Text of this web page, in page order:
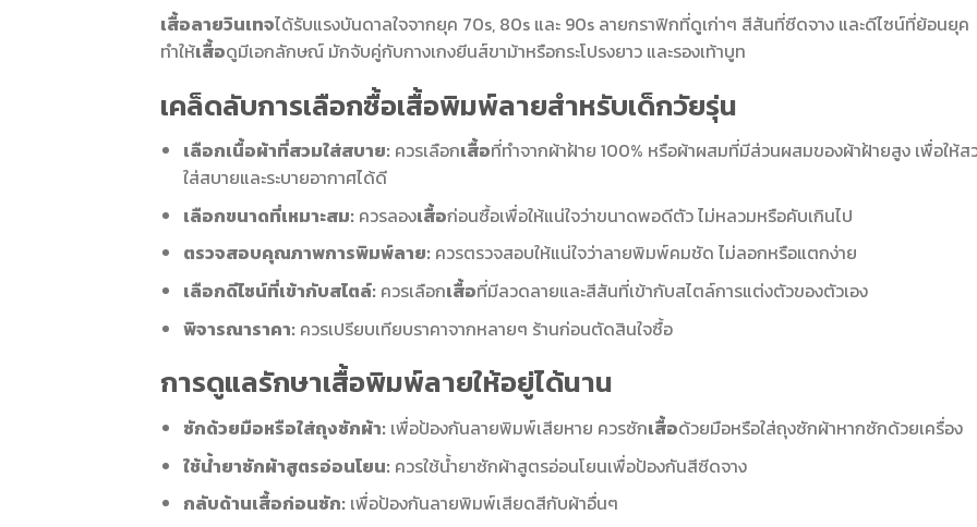
เสื้อลายวินเทจได้รับแรงบันดาลใจจากยุค 70s, 80s และ 90s ลายกราฟิกที่ดูเก่าๆ สีสันที่ซีดจาง และดีไซน์ที่ย้อนยุค
ทำให้เสื้อดูมีเอกลักษณ์ มักจับคู่กับกางเกงยีนส์ขาม้าหรือกระโปรงยาว และรองเท้าบูท
เคล็ดลับการเลือกซื้อเสื้อพิมพ์ลายสำหรับเด็กวัยรุ่น
เลือกเนื้อผ้าที่สวมใส่สบาย: ควรเลือกเสื้อที่ทำจากผ้าฝ้าย 100% หรือผ้าผสมที่มีส่วนผสมของผ้าฝ้ายสูง เพื่อให้ส
ใส่สบายและระบายอากาศได้ดี
เลือกขนาดที่เหมาะสม: ควรลองเสื้อก่อนซื้อเพื่อให้แน่ใจว่าขนาดพอดีตัว ไม่หลวมหรือคับเกินไป
ตรวจสอบคุณภาพการพิมพ์ลาย: ควรตรวจสอบให้แน่ใจว่าลายพิมพ์คมชัด ไม่ลอกหรือแตกง่าย
เลือกดีไซน์ที่เข้ากับสไตล์: ควรเลือกเสื้อที่มีลวดลายและสีสันที่เข้ากับสไตล์การแต่งตัวของตัวเอง
พิจารณาราคา: ควรเปรียบเทียบราคาจากหลายๆ ร้านก่อนตัดสินใจซื้อ
การดูแลรักษาเสื้อพิมพ์ลายให้อยู่ได้นาน
ซักด้วยมือหรือใส่ถุงซักผ้า: เพื่อป้องกันลายพิมพ์เสียหาย ควรซักเสื้อด้วยมือหรือใส่ถุงซักผ้าหากซักด้วยเครื่อง
ใช้น้ำยาซักผ้าสูตรอ่อนโยน: ควรใช้น้ำยาซักผ้าสูตรอ่อนโยนเพื่อป้องกันสีซีดจาง
กลับด้านเสื้อก่อนซัก: เพื่อป้องกันลายพิมพ์เสียดสีกับผ้าอื่นๆ